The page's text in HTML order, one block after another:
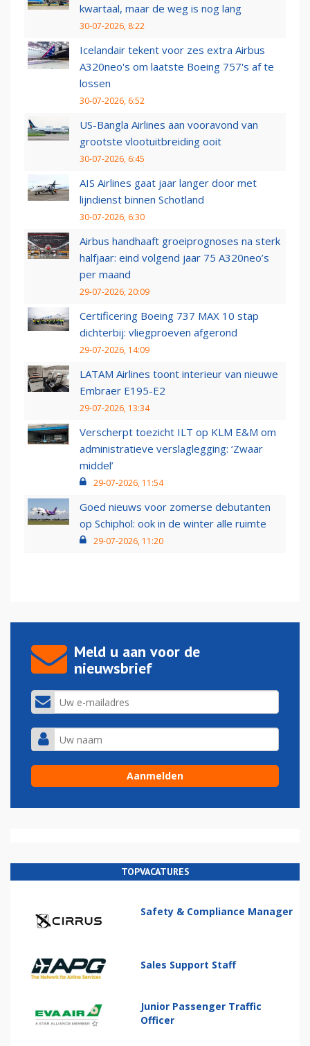
kwartaal, maar de weg is nog lang
30-07-2026, 8:22
Icelandair tekent voor zes extra Airbus
A320neo's om laatste Boeing 757's af te
lossen
30-07-2026, 6:52
US-Bangla Airlines aan vooravond van
grootste vlootuitbreiding ooit
30-07-2026, 6:45
AIS Airlines gaat jaar langer door met
lijndienst binnen Schotland
30-07-2026, 6:30
Airbus handhaaft groeiprognoses na sterk
halfjaar: eind volgend jaar 75 A320neo’s
per maand
29-07-2026, 20:09
Certificering Boeing 737 MAX 10 stap
dichterbij: vliegproeven afgerond
29-07-2026, 14:09
LATAM Airlines toont interieur van nieuwe
Embraer E195-E2
29-07-2026, 13:34
Verscherpt toezicht ILT op KLM E&M om
administratieve verslaglegging: ‘Zwaar
middel’
29-07-2026, 11:54
Goed nieuws voor zomerse debutanten
op Schiphol: ook in de winter alle ruimte
29-07-2026, 11:20
Meld u aan voor de
nieuwsbrief
TOPVACATURES
Safety & Compliance Manager
Sales Support Staff
Junior Passenger Traffic
Officer